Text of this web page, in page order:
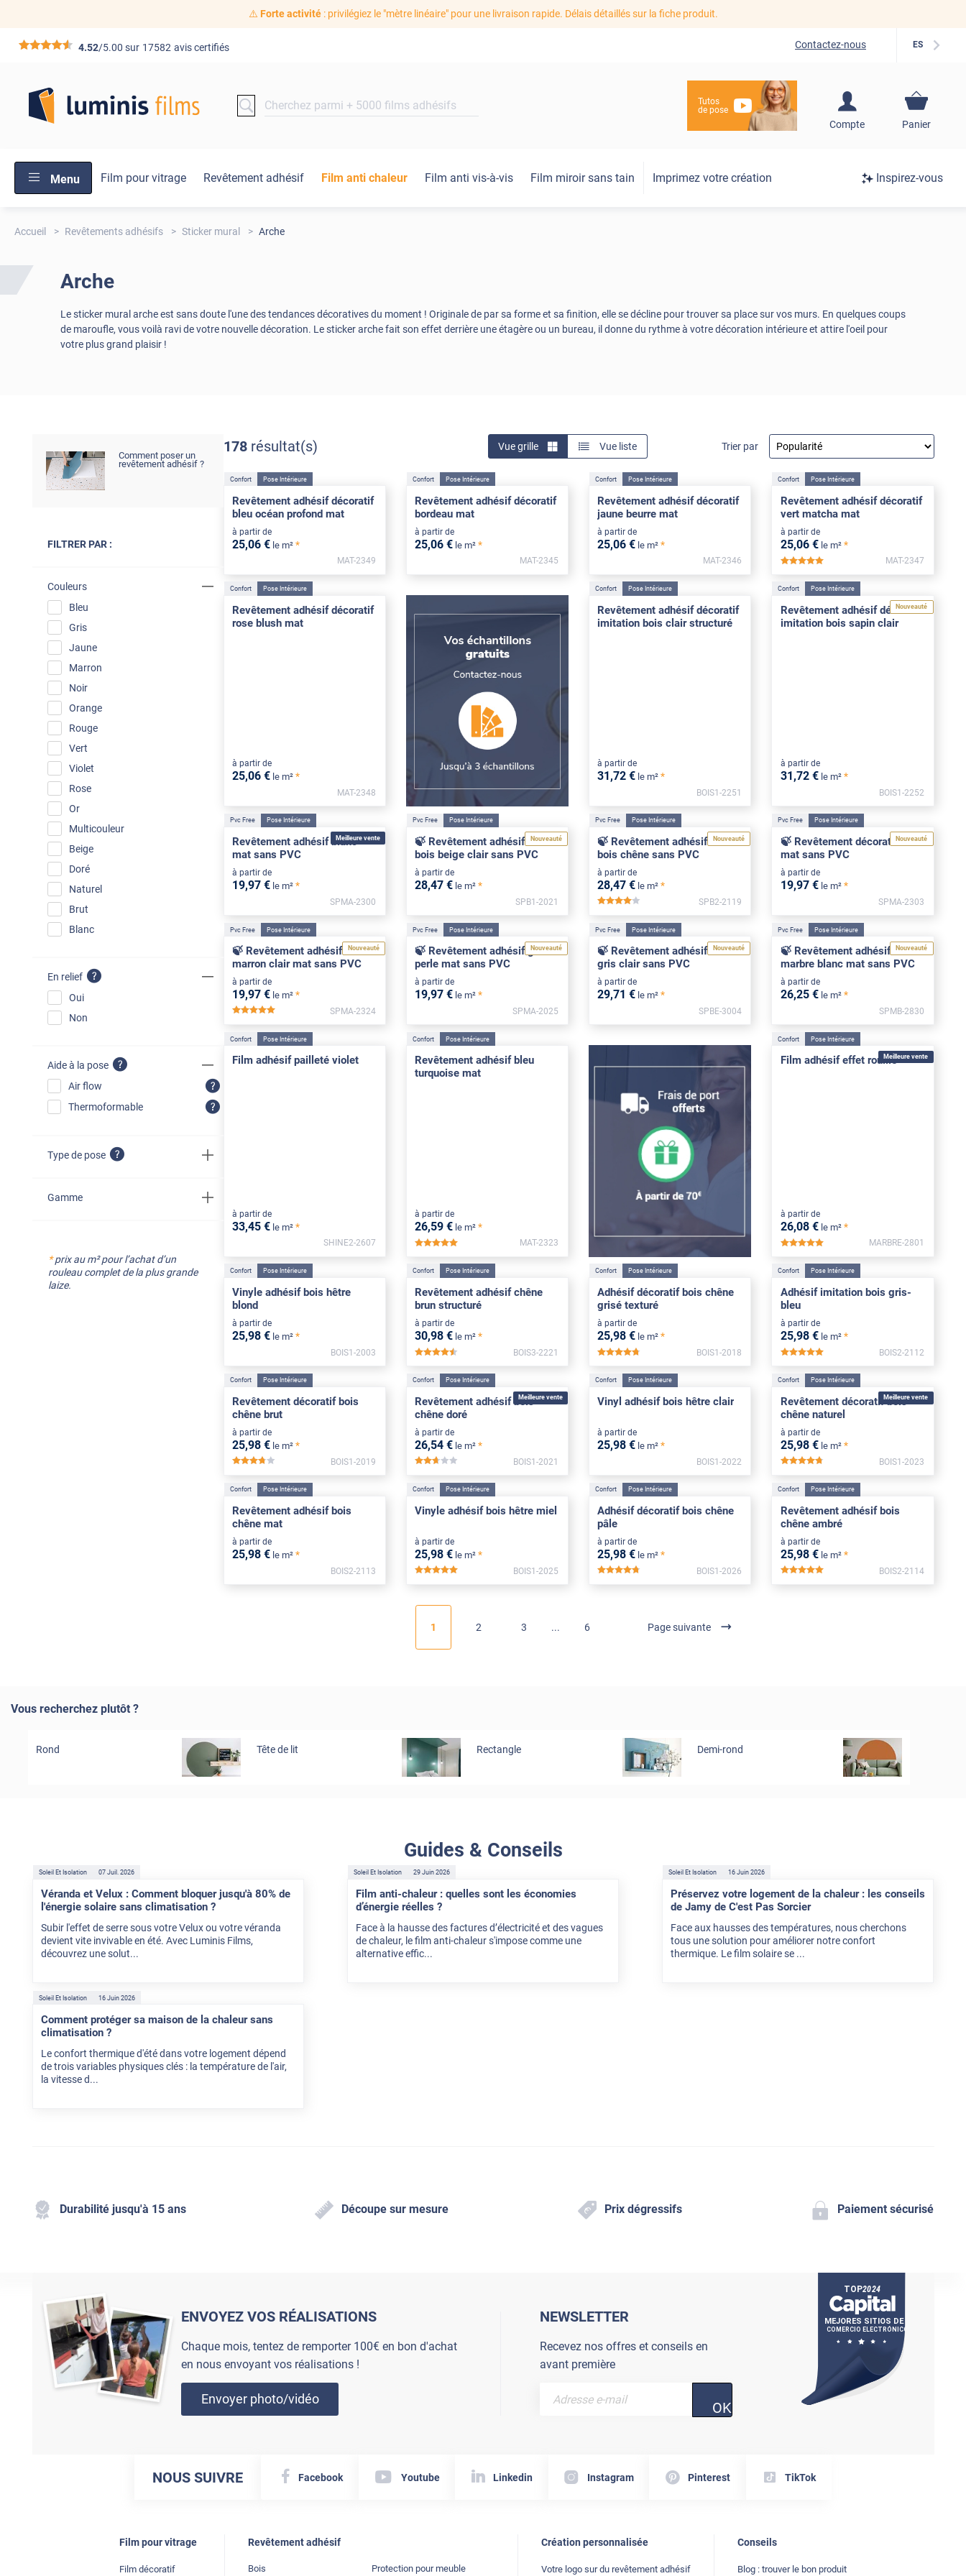
⚠️ Forte activité: privilégiez le "mètre linéaire" pour une livraison rapide. Délais détaillés sur la fiche produit.
*****4.52/5.00 sur 17582 avis certifiés Contactez-nous ES
Tutos
de pose
Compte
S'inscrire / Se
Panier
Menu Film pour vitrage Revêtement adhésif Film anti chaleur Film anti vis-à-vis Film miroir sans tain Imprimez votre création Inspirez-vous
Accueil Revêtements adhésifs Sticker mural Arche
Arche
Le sticker mural arche est sans doute l'une des tendances décoratives du moment ! Originale de par sa forme et sa finition, elle se décline pour trouver sa place sur vos murs. En quelques coups
de maroufle, vous voilà ravi de votre nouvelle décoration. Le sticker arche fait son effet derrière une étagère ou un bureau, il donne du rythme à votre décoration intérieure et attire l'oeil pour
votre plus grand plaisir !
Comment poser un
revêtement adhésif ?
FILTRER PAR :
Couleurs
Bleu
Gris
Jaune
Marron
Noir
Orange
Rouge
Vert
Violet
Rose
Or
Multicouleur
Beige
Doré
Naturel
Brut
Blanc
En relief
Oui
Non
Aide à la pose
Air flow
Thermoformable
Type de pose
Gamme
*prix au m² pour l’achat d’un
rouleau complet de la plus grande
laize.
178 résultat(s) Vue grille Vue liste Trier par
Confort Pose Intérieure
Revêtement adhésif décoratif
bleu océan profond mat
à partir de
25,06 € le m² *
MAT-2349
Confort Pose Intérieure
Revêtement adhésif décoratif
bordeau mat
à partir de
25,06 € le m² *
MAT-2345
Confort Pose Intérieure
Revêtement adhésif décoratif
jaune beurre mat
à partir de
25,06 € le m² *
MAT-2346
Confort Pose Intérieure
Revêtement adhésif décoratif
vert matcha mat
à partir de
25,06 € le m² *
*****
MAT-2347
Confort Pose Intérieure
Revêtement adhésif décoratif
rose blush mat
à partir de
25,06 € le m² *
MAT-2348
Confort Pose Intérieure
Revêtement adhésif décoratif
imitation bois clair structuré
à partir de
31,72 € le m² *
BOIS1-2251
Nouveauté
Confort Pose Intérieure
Revêtement adhésif décoratif
imitation bois sapin clair
à partir de
31,72 € le m² *
BOIS1-2252
Meilleure vente
Pvc Free Pose Intérieure
Revêtement adhésif blanc
mat sans PVC
à partir de
19,97 € le m² *
SPMA-2300
Nouveauté
Pvc Free Pose Intérieure
🍃 Revêtement adhésif effet
bois beige clair sans PVC
à partir de
28,47 € le m² *
SPB1-2021
Nouveauté
Pvc Free Pose Intérieure
🍃 Revêtement adhésif effet
bois chêne sans PVC
à partir de
28,47 € le m² *
*****
SPB2-2119
Nouveauté
Pvc Free Pose Intérieure
🍃 Revêtement décoratif noir
mat sans PVC
à partir de
19,97 € le m² *
SPMA-2303
Nouveauté
Pvc Free Pose Intérieure
🍃 Revêtement adhésif
marron clair mat sans PVC
à partir de
19,97 € le m² *
SPMA-2324
Nouveauté
Pvc Free Pose Intérieure
🍃 Revêtement adhésif gris
perle mat sans PVC
à partir de
19,97 € le m² *
SPMA-2025
Nouveauté
Pvc Free Pose Intérieure
🍃 Revêtement adhésif béton
gris clair sans PVC
à partir de
29,71 € le m² *
SPBE-3004
Nouveauté
Pvc Free Pose Intérieure
🍃 Revêtement adhésif
marbre blanc mat sans PVC
à partir de
26,25 € le m² *
SPMB-2830
Confort Pose Intérieure
Film adhésif pailleté violet
à partir de
33,45 € le m² *
SHINE2-2607
Confort Pose Intérieure
Revêtement adhésif bleu
turquoise mat
à partir de
26,59 € le m² *
MAT-2323
Meilleure vente
Confort Pose Intérieure
Film adhésif effet rouille
à partir de
26,08 € le m² *
*****
MARBRE-2801
Confort Pose Intérieure
Vinyle adhésif bois hêtre
blond
à partir de
25,98 € le m² *
BOIS1-2003
Confort Pose Intérieure
Revêtement adhésif chêne
brun structuré
à partir de
30,98 € le m² *
*****
BOIS3-2221
Confort Pose Intérieure
Adhésif décoratif bois chêne
grisé texturé
à partir de
25,98 € le m² *
*****
BOIS1-2018
Confort Pose Intérieure
Adhésif imitation bois gris-
bleu
à partir de
25,98 € le m² *
*****
BOIS2-2112
Confort Pose Intérieure
Revêtement décoratif bois
chêne brut
à partir de
25,98 € le m² *
*****
BOIS1-2019
Meilleure vente
Confort Pose Intérieure
Revêtement adhésif bois
chêne doré
à partir de
26,54 € le m² *
*****
BOIS1-2021
Confort Pose Intérieure
Vinyl adhésif bois hêtre clair
à partir de
25,98 € le m² *
BOIS1-2022
Meilleure vente
Confort Pose Intérieure
Revêtement décoratif bois
chêne naturel
à partir de
25,98 € le m² *
*****
BOIS1-2023
Confort Pose Intérieure
Revêtement adhésif bois
chêne mat
à partir de
25,98 € le m² *
BOIS2-2113
Confort Pose Intérieure
Vinyle adhésif bois hêtre miel
à partir de
25,98 € le m² *
BOIS1-2025
Confort Pose Intérieure
Adhésif décoratif bois chêne
pâle
à partir de
25,98 € le m² *
*****
BOIS1-2026
Confort Pose Intérieure
Revêtement adhésif bois
chêne ambré
à partir de
25,98 € le m² *
BOIS2-2114
1 2 3 6 Page suivante
Vous recherchez plutôt ?
Rond Tête de lit Rectangle Demi-rond
Guides & Conseils
Soleil Et Isolation 07 Juil. 2026
Véranda et Velux : Comment bloquer jusqu'à 80% de
l'énergie solaire sans climatisation ?
Subir l'effet de serre sous votre Velux ou votre véranda
devient vite invivable en été. Avec Luminis Films,
découvrez une solut...
Soleil Et Isolation 29 Juin 2026
Film anti-chaleur : quelles sont les économies
d’énergie réelles ?
Face à la hausse des factures d’électricité et des vagues
de chaleur, le film anti-chaleur s'impose comme une
alternative effic...
Soleil Et Isolation 16 Juin 2026
Préservez votre logement de la chaleur : les conseils
de Jamy de C'est Pas Sorcier
Face aux hausses des températures, nous cherchons
tous une solution pour améliorer notre confort
thermique. Le film solaire se ...
Soleil Et Isolation 16 Juin 2026
Comment protéger sa maison de la chaleur sans
climatisation ?
Le confort thermique d'été dans votre logement dépend
de trois variables physiques clés : la température de l'air,
la vitesse d...
Durabilité jusqu'à 15 ans Découpe sur mesure Prix dégressifs Paiement sécurisé
ENVOYEZ VOS RÉALISATIONS
Chaque mois, tentez de remporter 100€ en bon d'achat
en nous envoyant vos réalisations !
Envoyer photo/vidéo
NEWSLETTER
Recevez nos offres et conseils en
avant première
OK
NOUS SUIVRE Facebook Youtube Linkedin Instagram Pinterest TikTok
Film pour vitrage
Film décoratif
Revêtement adhésif
Bois Protection pour meuble
Création personnalisée
Votre logo sur du revêtement adhésif
Conseils
Blog : trouver le bon produit